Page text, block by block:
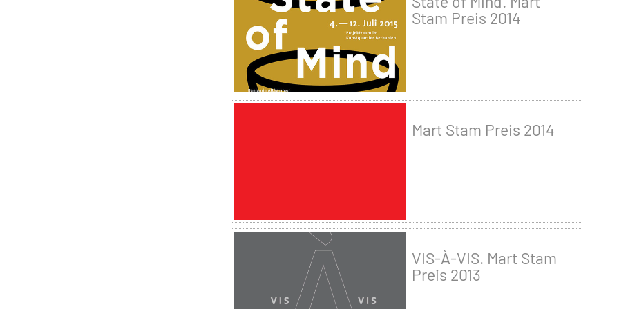
Stam Preis 2014
Mart Stam Preis 2014
VIS-À-VIS. Mart Stam
Preis 2013